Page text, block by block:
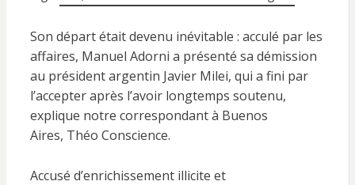
Son départ était devenu inévitable : acculé par les
affaires, Manuel Adorni a présenté sa démission
au président argentin Javier Milei, qui a fini par
l’accepter après l’avoir longtemps soutenu,
explique notre correspondant à Buenos
Aires, Théo Conscience.
Accusé d’enrichissement illicite et